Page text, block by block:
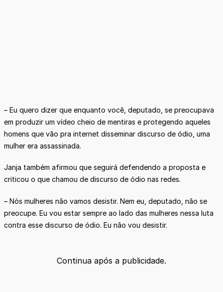
– Eu quero dizer que enquanto você, deputado, se preocupava
em produzir um vídeo cheio de mentiras e protegendo aqueles
homens que vão pra internet disseminar discurso de ódio, uma
mulher era assassinada.
Janja também afirmou que seguirá defendendo a proposta e
criticou o que chamou de discurso de ódio nas redes.
– Nós mulheres não vamos desistir. Nem eu, deputado, não se
preocupe. Eu vou estar sempre ao lado das mulheres nessa luta
contra esse discurso de ódio. Eu não vou desistir.
Continua após a publicidade.